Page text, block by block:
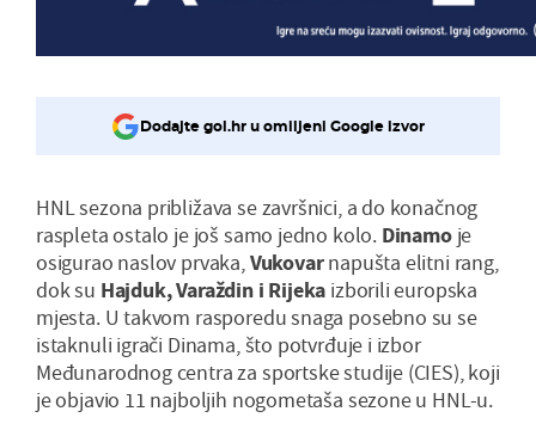
Dodajte gol.hr u omiljeni Google izvor
HNL sezona približava se završnici, a do konačnog
raspleta ostalo je još samo jedno kolo. Dinamo je
osigurao naslov prvaka,Vukovarnapušta elitni rang,
dok su Hajduk, Varaždin i Rijeka izborili europska
mjesta. U takvom rasporedu snaga posebno su se
istaknuli igrači Dinama, što potvrđuje i izbor
Međunarodnog centra za sportske studije (CIES), koji
je objavio 11 najboljih nogometaša sezone u HNL-u.